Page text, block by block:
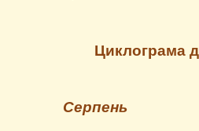
Циклограма
Серпень